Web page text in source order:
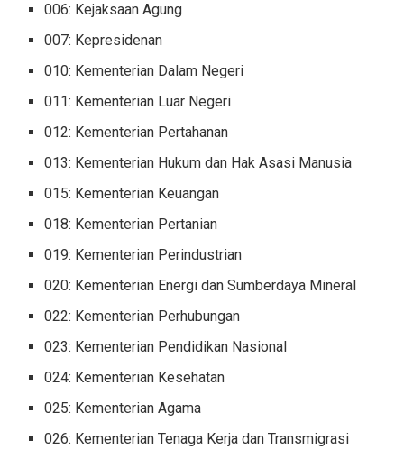
006: Kejaksaan Agung
007: Kepresidenan
010: Kementerian Dalam Negeri
011: Kementerian Luar Negeri
012: Kementerian Pertahanan
013: Kementerian Hukum dan Hak Asasi Manusia
015: Kementerian Keuangan
018: Kementerian Pertanian
019: Kementerian Perindustrian
020: Kementerian Energi dan Sumberdaya Mineral
022: Kementerian Perhubungan
023: Kementerian Pendidikan Nasional
024: Kementerian Kesehatan
025: Kementerian Agama
026: Kementerian Tenaga Kerja dan Transmigrasi